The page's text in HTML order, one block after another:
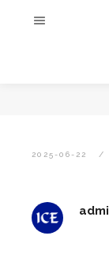
2025-06-22